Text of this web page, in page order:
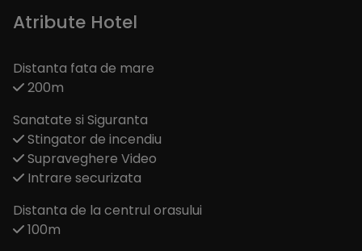
Atribute Hotel
Distanta fata de mare
200m
Sanatate si Siguranta
Stingator de incendiu
Supraveghere Video
Intrare securizata
Distanta de la centrul orasului
100m